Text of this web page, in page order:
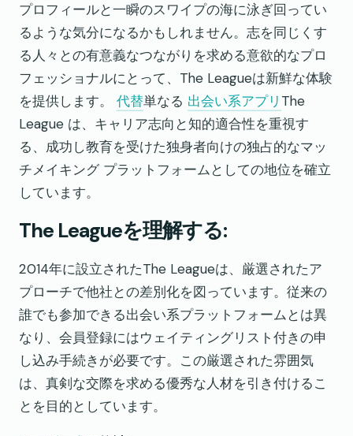
プロフィールと一瞬のスワイプの海に泳ぎ回ってい
るような気分になるかもしれません。志を同じくす
る人々との有意義なつながりを求める意欲的なプロ
フェッショナルにとって、The Leagueは新鮮な体験
を提供します。 代替単なる 出会い系アプリ The
League は、キャリア志向と知的適合性を重視す
る、成功し教育を受けた独身者向けの独占的なマッ
チメイキング プラットフォームとしての地位を確立
しています。
The Leagueを理解する:
2014年に設立されたThe Leagueは、厳選されたア
プローチで他社との差別化を図っています。従来の
誰でも参加できる出会い系プラットフォームとは異
なり、会員登録にはウェイティングリスト付きの申
し込み手続きが必要です。この厳選された雰囲気
は、真剣な交際を求める優秀な人材を引き付けるこ
とを目的としています。